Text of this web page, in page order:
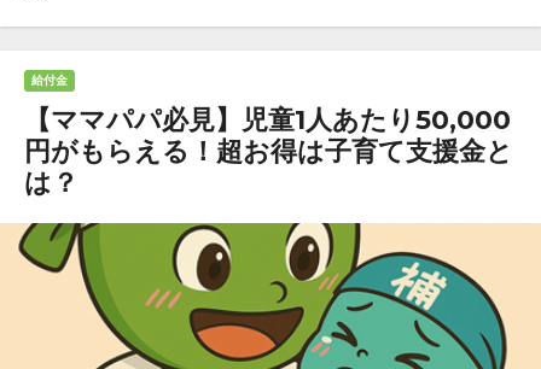
給付金
【ママパパ必見】児童1人あたり50,000
円がもらえる！超お得は子育て支援金と
は？